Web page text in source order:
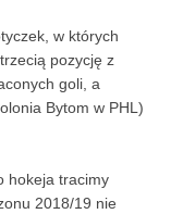
w których
pozycję z
goli, a
Bytom w PHL)
hokeja tracimy
2018/19 nie